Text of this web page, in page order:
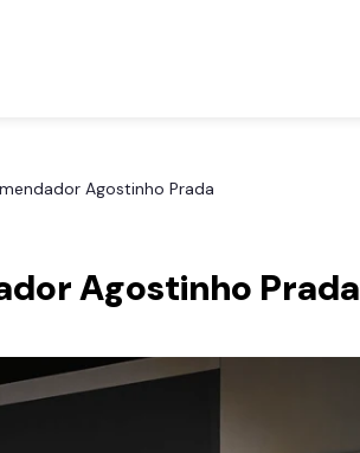
Agostinho Prada
Agostinho Prada